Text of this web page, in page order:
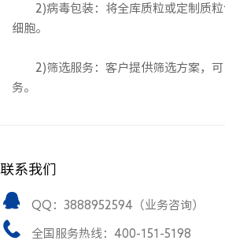
2)病毒包装：将全库质粒或定制质粒
细胞。
2)筛选服务：客户提供筛选方案，可
务。
联系我们
QQ：3888952594（业务咨询）
全国服务热线：400-151-5198